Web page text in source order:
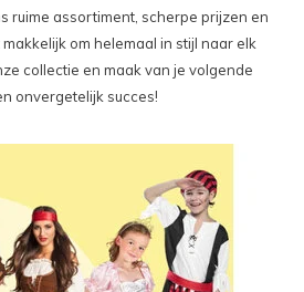
ruime assortiment, scherpe prijzen en
om helemaal in stijl naar elk
collectie en maak van je volgende
onvergetelijk succes!